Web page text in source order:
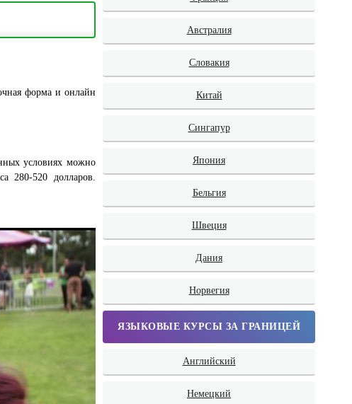
форма и онлайн
условиях можно
280-520 долларов.
Австралия
Словакия
Китай
Сингапур
Япония
Бельгия
Швеция
Дания
Норвегия
ЯЗЫКОВЫЕ КУРСЫ ЗА ГРАНИЦЕЙ
Английский
Немецкий